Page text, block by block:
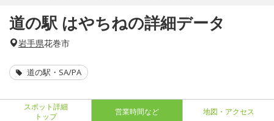
道の駅 はやちねの詳細データ
岩手県花巻市
道の駅・SA/PA
スポット詳細
トップ
営業時間など 地図・アクセス